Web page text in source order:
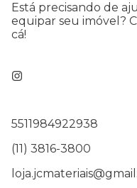
Está precisando de
equipar seu imóvel?
cá!
5511984922938
(11) 3816-3800